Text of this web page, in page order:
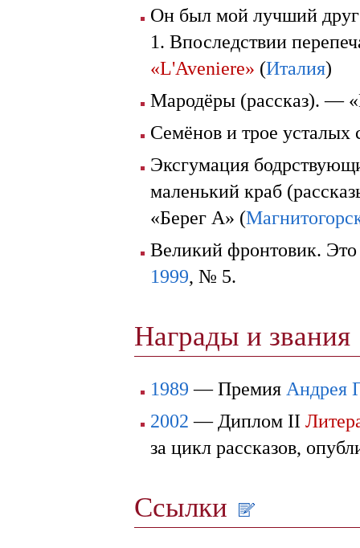
Он был мой лучший
1. Впоследствии
«L'Aveniere» (Италия)
Мародёры (рассказ). —
Семёнов и трое
Эксгумация
маленький краб
«Берег А» (
Великий фронтовик.
1999, № 5.
Награды и звания
1989 — Премия Андрея
2002 — Диплом II
за цикл рассказов,
Ссылки